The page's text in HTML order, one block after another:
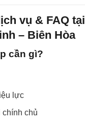
vụ & FAQ tại
– Biên Hòa
cần gì?
lực
chính chủ